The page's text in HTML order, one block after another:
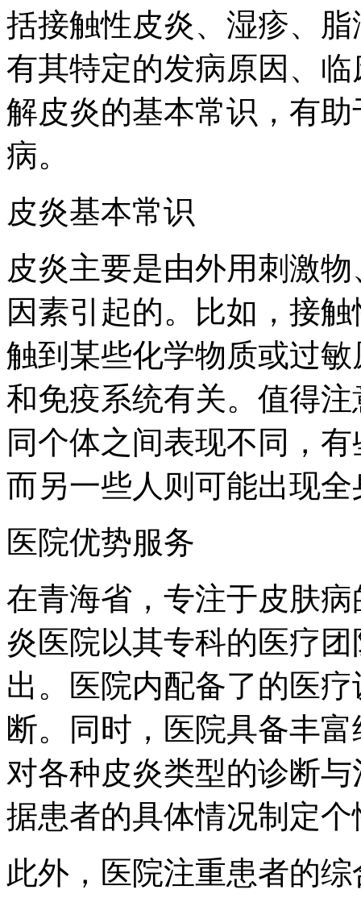
括接触性皮炎、湿疹、
有其特定的发病原因、
解皮炎的基本常识，有
病。
皮炎基本常识
皮炎主要是由外用刺激
因素引起的。比如，接
触到某些化学物质或过
和免疫系统有关。值得
同个体之间表现不同，
而另一些人则可能出现
医院优势服务
在青海省，专注于皮肤
炎医院以其专科的医疗
出。医院内配备了的医
断。同时，医院具备丰
对各种皮炎类型的诊断
据患者的具体情况制定
此外，医院注重患者的